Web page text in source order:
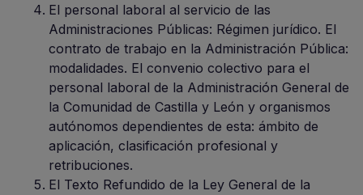
El personal laboral al servicio de las
Administraciones Públicas: Régimen jurídico. El
contrato de trabajo en la Administración Pública:
modalidades. El convenio colectivo para el
personal laboral de la Administración General de
la Comunidad de Castilla y León y organismos
autónomos dependientes de esta: ámbito de
aplicación, clasificación profesional y
retribuciones.
El Texto Refundido de la Ley General de la